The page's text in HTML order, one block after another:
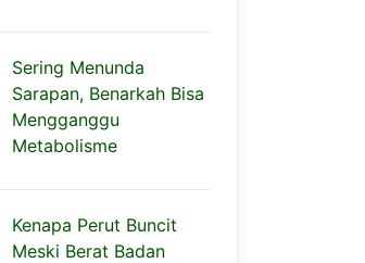
Sering Menunda
Sarapan, Benarkah Bisa
Mengganggu
Metabolisme
Kenapa Perut Buncit
Meski Berat Badan